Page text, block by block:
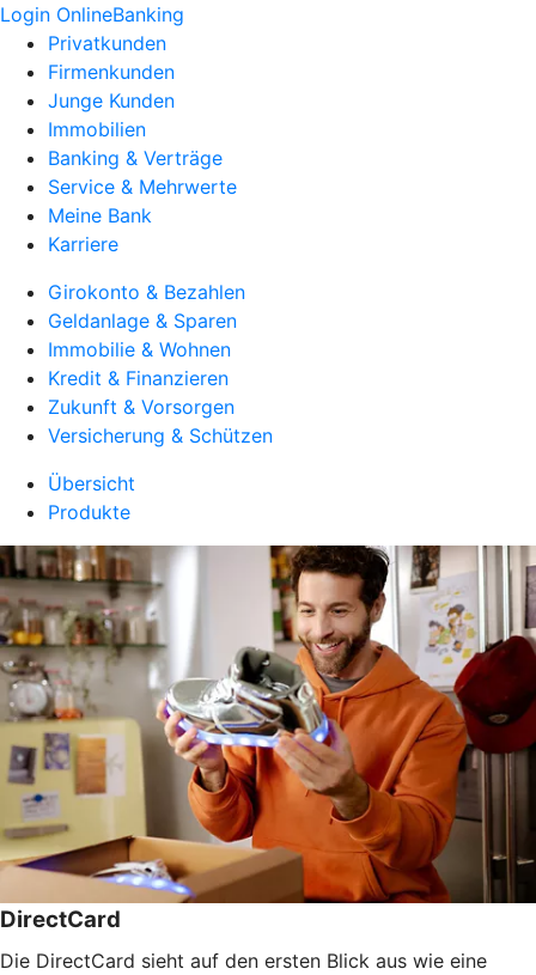
Login OnlineBanking
Privatkunden
Firmenkunden
Junge Kunden
Immobilien
Banking & Verträge
Service & Mehrwerte
Meine Bank
Karriere
Girokonto & Bezahlen
Geldanlage & Sparen
Immobilie & Wohnen
Kredit & Finanzieren
Zukunft & Vorsorgen
Versicherung & Schützen
Übersicht
Produkte
DirectCard
Die DirectCard sieht auf den ersten Blick aus wie eine